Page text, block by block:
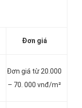
Đơn giá
Đơn giá từ 20.000
– 70. 000 vnđ/m²